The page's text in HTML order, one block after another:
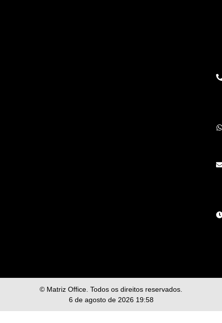
© Matriz Office. Todos os direitos reservados.
6 de agosto de 2026 19:58